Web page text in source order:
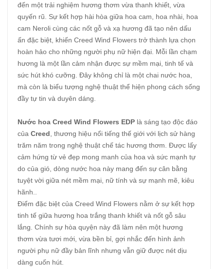
đến một trải nghiệm hương thơm vừa thanh khiết, vừa
quyến rũ. Sự kết hợp hài hòa giữa hoa cam, hoa nhài, hoa
cam Neroli cùng các nốt gỗ và xạ hương đã tạo nên dấu
ấn đặc biệt, khiến Creed Wind Flowers trở thành lựa chọn
hoàn hảo cho những người phụ nữ hiện đại. Mỗi lần chạm
hương là một lần cảm nhận được sự mềm mại, tinh tế và
sức hút khó cưỡng. Đây không chỉ là một chai nước hoa,
mà còn là biểu tượng nghệ thuật thể hiện phong cách sống
đầy tự tin và duyên dáng.
Nước hoa Creed Wind Flowers EDP là sáng tạo độc đáo
của Creed , thương hiệu nổi tiếng thế giới với lịch sử hàng
trăm năm trong nghệ thuật chế tác hương thơm. Được lấy
cảm hứng từ vẻ đẹp mong manh của hoa và sức mạnh tự
do của gió, dòng nước hoa này mang đến sự cân bằng
tuyệt vời giữa nét mềm mại, nữ tính và sự mạnh mẽ, kiêu
hãnh..
Điểm đặc biệt của Creed Wind Flowers nằm ở sự kết hợp
tinh tế giữa hương hoa trắng thanh khiết và nốt gỗ sâu
lắng. Chính sự hòa quyện này đã làm nên một hương
thơm vừa tươi mới, vừa bền bỉ, gợi nhắc đến hình ảnh
người phụ nữ đầy bản lĩnh nhưng vẫn giữ được nét dịu
dàng cuốn hút.